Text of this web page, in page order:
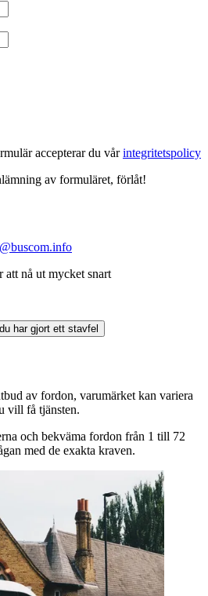
accepterar du vårintegritetspolicy
av formuläret, förlåt!
nå ut mycket snart
har gjort ett stavfel
av fordon, varumärket kan variera
vill få tjänsten.
och bekväma fordon från 1 till 72
med de exakta kraven.